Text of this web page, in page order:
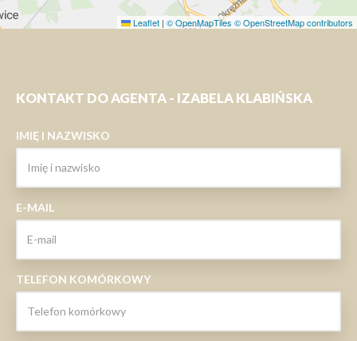
Leaflet | © OpenMapTiles © OpenStreetMap contributors
KONTAKT DO AGENTA - IZABELA KLABIŃSKA
IMIĘ I NAZWISKO
E-MAIL
TELEFON KOMÓRKOWY